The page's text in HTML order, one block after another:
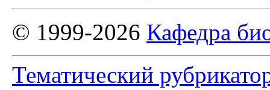
© 1999-2026 Кафедра
Тематический